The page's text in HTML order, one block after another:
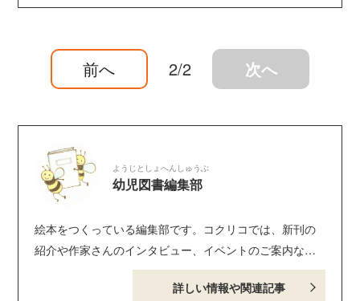
前へ 2/2 次へ
ようじとしょへんしゅうぶ
幼児図書編集部
絵本をつくっている編集部です。コクリコでは、新刊の
紹介や作家さんのインタビュー、イベントのご案内な
ど、たのしい情報をおとどけします！ Instagram :
@ehon.kodansha Twitter : @kodansha_ehon
詳しい情報や関連記事